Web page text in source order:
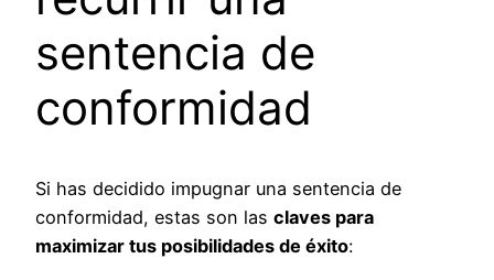
sentencia de
conformidad
Si has decidido impugnar una sentencia de
conformidad, estas son las claves para
maximizar tus posibilidades de éxito: